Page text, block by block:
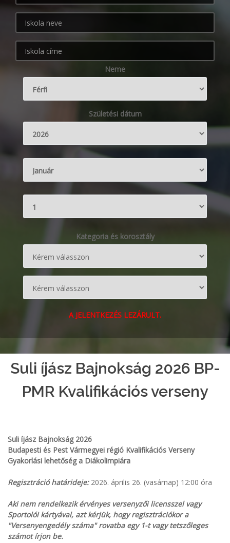
Neme
Születési dátum
Kategoria és korosztály
A JELENTKEZÉS LEZÁRULT.
Suli íjász Bajnokság 2026 BP-
PMR Kvalifikációs verseny
Suli íjász Bajnokság 2026
Budapesti és Pest Vármegyei régió Kvalifikációs Verseny
Gyakorlási lehetőség a Diákolimpiára
Regisztráció határideje: 2026. április 26. (vasárnap) 12:00 óra
Aki nem rendelkezik érvényes versenyzői licensszel vagy
Sportolói kártyával, azt kérjük, hogy regisztrációkor a
"Versenyengedély száma" rovatba egy 1-t vagy tetszőleges
számot írjon be.